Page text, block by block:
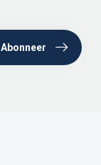
Abonneer